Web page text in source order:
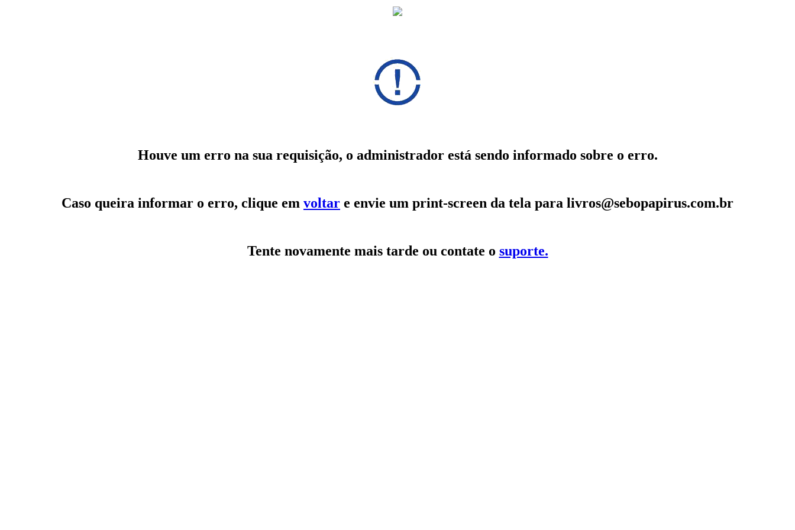
Houve um erro na sua requisição, o administrador está sendo informado sobre o erro.
Caso queira informar o erro, clique em voltar e envie um print-screen da tela para livros@sebopapirus.com.br
Tente novamente mais tarde ou contate o suporte.